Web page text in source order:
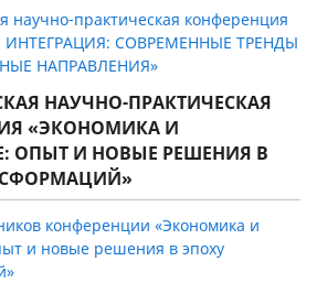
научно-практическая конференция
ИНТЕГРАЦИЯ: СОВРЕМЕННЫЕ ТРЕНДЫ
НАПРАВЛЕНИЯ»
НАУЧНО-ПРАКТИЧЕСКАЯ
«ЭКОНОМИКА И
ОПЫТ И НОВЫЕ РЕШЕНИЯ В
конференции «Экономика и
и новые решения в эпоху